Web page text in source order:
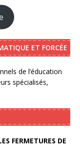
ET FORCÉE
de l’éducation
spécialisés,
FERMETURES DE